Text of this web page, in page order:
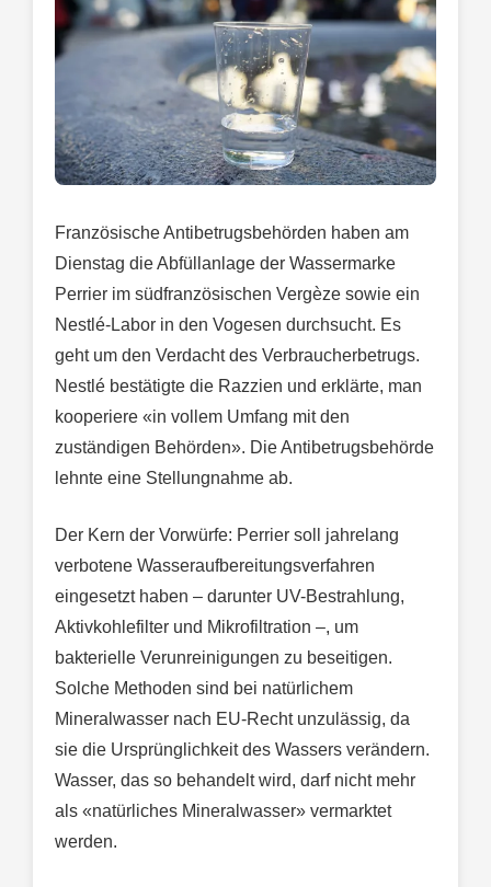
Französische Antibetrugsbehörden haben am
Dienstag die Abfüllanlage der Wassermarke
Perrier im südfranzösischen Vergèze sowie ein
Nestlé-Labor in den Vogesen durchsucht. Es
geht um den Verdacht des Verbraucherbetrugs.
Nestlé bestätigte die Razzien und erklärte, man
kooperiere «in vollem Umfang mit den
zuständigen Behörden». Die Antibetrugsbehörde
lehnte eine Stellungnahme ab.
Der Kern der Vorwürfe: Perrier soll jahrelang
verbotene Wasseraufbereitungsverfahren
eingesetzt haben – darunter UV-Bestrahlung,
Aktivkohlefilter und Mikrofiltration –, um
bakterielle Verunreinigungen zu beseitigen.
Solche Methoden sind bei natürlichem
Mineralwasser nach EU-Recht unzulässig, da
sie die Ursprünglichkeit des Wassers verändern.
Wasser, das so behandelt wird, darf nicht mehr
als «natürliches Mineralwasser» vermarktet
werden.